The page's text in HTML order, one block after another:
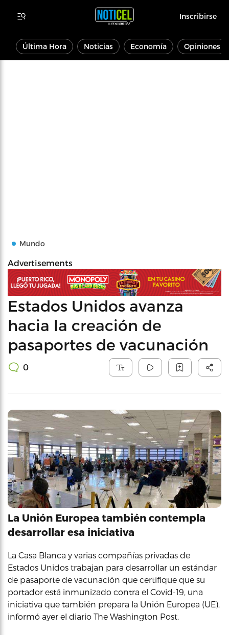
Inscribirse
Última Hora Noticias Economía Opiniones
Mundo
Advertisements
Estados Unidos avanza
hacia la creación de
pasaportes de vacunación
0
La Unión Europea también contempla
desarrollar esa iniciativa
La Casa Blanca y varias compañías privadas de
Estados Unidos trabajan para desarrollar un estándar
de pasaporte de vacunación que certifique que su
portador está inmunizado contra el Covid-19, una
iniciativa que también prepara la Unión Europea (UE),
informó ayer el diario The Washington Post.